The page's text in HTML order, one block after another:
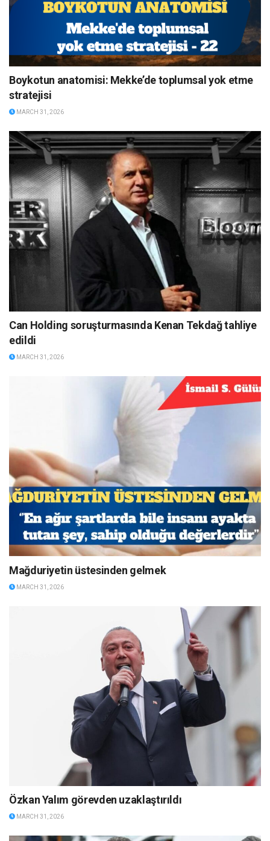
Boykotun anatomisi: Mekke’de toplumsal yok etme
stratejisi
MARCH 31, 2026
Can Holding soruşturmasında Kenan Tekdağ tahliye
edildi
MARCH 31, 2026
Mağduriyetin üstesinden gelmek
MARCH 31, 2026
Özkan Yalım görevden uzaklaştırıldı
MARCH 31, 2026